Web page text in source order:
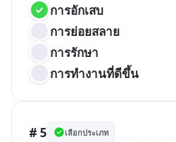
การอักเสบ
การย่อยสลาย
การรักษา
การทํางานที่ดีขึ้น
# 5 เลือกประเภท